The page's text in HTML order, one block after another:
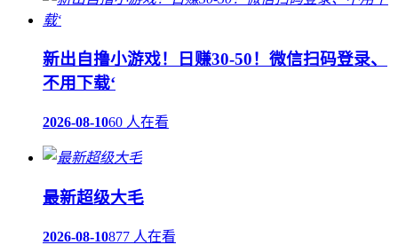
新出自撸小游戏！日赚30-50！微信扫码登录、
不用下载‘
2026-08-1060 人在看
最新超级大毛
2026-08-10877 人在看